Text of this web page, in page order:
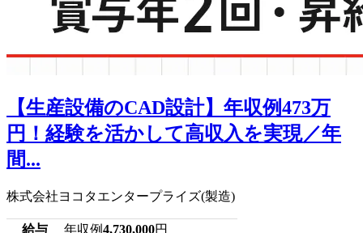
【生産設備のCAD設計】年収例473万
円！経験を活かして高収入を実現／年
間...
株式会社ヨコタエンタープライズ(製造)
給与 年収例4,730,000円